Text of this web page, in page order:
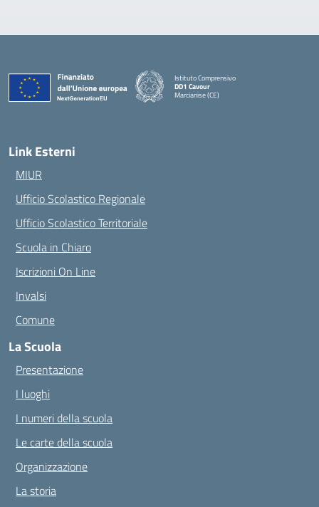
Istituto Comprensivo
DD1 Cavour
Marcianise (CE)
Link Esterni
MIUR
Ufficio Scolastico Regionale
Ufficio Scolastico Territoriale
Scuola in Chiaro
Iscrizioni On Line
Invalsi
Comune
La Scuola
Presentazione
I luoghi
I numeri della scuola
Le carte della scuola
Organizzazione
La storia